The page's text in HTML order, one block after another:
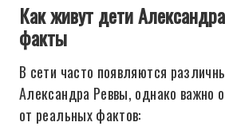
Как живут дети
факты
В сети часто появляются
Александра Реввы, однако
от реальных фактов: